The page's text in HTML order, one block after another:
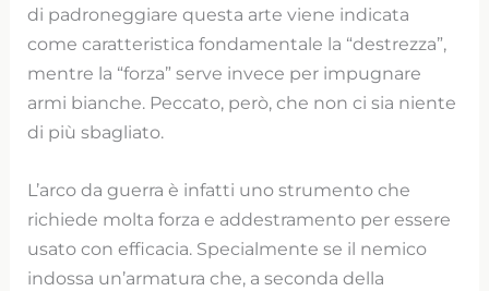
di padroneggiare questa arte viene indicata
come caratteristica fondamentale la “destrezza”,
mentre la “forza” serve invece per impugnare
armi bianche. Peccato, però, che non ci sia niente
di più sbagliato.
L’arco da guerra è infatti uno strumento che
richiede molta forza e addestramento per essere
usato con efficacia. Specialmente se il nemico
indossa un’armatura che, a seconda della